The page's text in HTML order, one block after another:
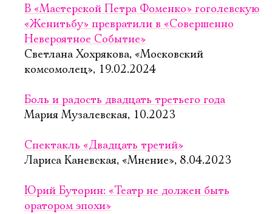
В «Мастерской Петра Фоменко» гоголевскую
«Женитьбу» превратили в «Совершенно
Невероятное Событие»
Светлана Хохрякова, «Московский
комсомолец», 19.02.2024
Боль и радость двадцать третьего года
Мария Музалевская, 10.2023
Спектакль «Двадцать третий»
Лариса Каневская, «Мнение», 8.04.2023
Юрий Буторин: «Театр не должен быть
оратором эпохи»